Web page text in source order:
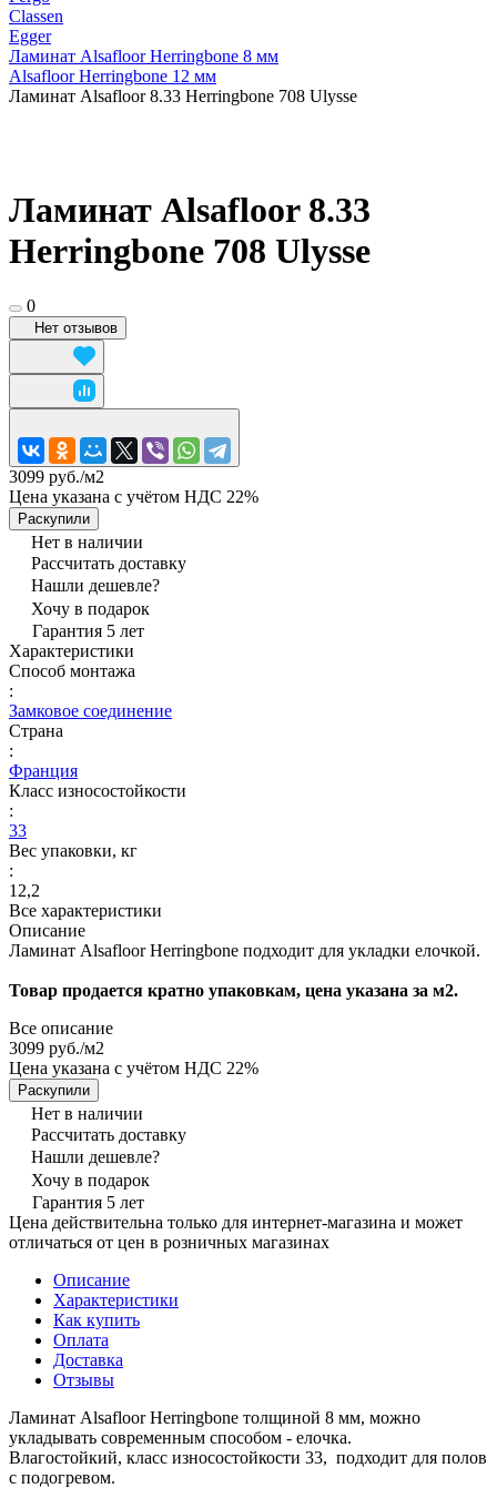
Classen
Egger
Ламинат Alsafloor Herringbone 8 мм
Alsafloor Herringbone 12 мм
Ламинат Alsafloor 8.33 Herringbone 708 Ulysse
Ламинат Alsafloor 8.33
Herringbone 708 Ulysse
0
Нет отзывов
3099 руб./м2
Цена указана с учётом НДС 22%
Раскупили
Нет в наличии
Рассчитать доставку
Нашли дешевле?
Хочу в подарок
Гарантия 5 лет
Характеристики
Способ монтажа
:
Замковое соединение
Страна
:
Франция
Класс износостойкости
:
33
Вес упаковки, кг
:
12,2
Все характеристики
Описание
Ламинат Alsafloor Herringbone подходит для укладки елочкой.
Товар продается кратно упаковкам, цена указана за м2.
Все описание
3099 руб./м2
Цена указана с учётом НДС 22%
Раскупили
Нет в наличии
Рассчитать доставку
Нашли дешевле?
Хочу в подарок
Гарантия 5 лет
Цена действительна только для интернет-магазина и может
отличаться от цен в розничных магазинах
Описание
Характеристики
Как купить
Оплата
Доставка
Отзывы
Ламинат Alsafloor Herringbone толщиной 8 мм, можно
укладывать современным способом - елочка.
Влагостойкий, класс износостойкости 33, подходит для полов
с подогревом.